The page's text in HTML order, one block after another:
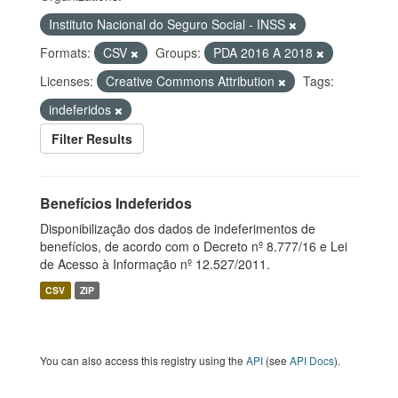
Instituto Nacional do Seguro Social - INSS
Formats:
CSV Groups:
PDA 2016 A 2018
Licenses:
Creative Commons Attribution
Tags:
indeferidos
Filter Results
Benefícios Indeferidos
Disponibilização dos dados de indeferimentos de
benefícios, de acordo com o Decreto nº 8.777/16 e Lei
de Acesso à Informação nº 12.527/2011.
CSV ZIP
You can also access this registry using the API (see API Docs).